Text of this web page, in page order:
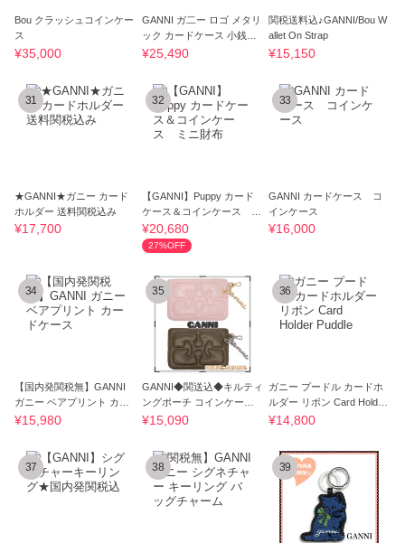
Bou クラッシュコインケー
ス
¥35,000
GANNI ガ二ー ロゴ メタリ
ック カードケース 小銭入
れ 関送込
¥25,490
関税送料込♪GANNI/Bou W
allet On Strap
¥15,150
31
★GANNI★ガニー カード
ホルダー 送料関税込み
¥17,700
32
【GANNI】Puppy カード
ケース＆コインケース ミ
ニ財布
¥20,680
27%OFF
33
GANNI カードケース コ
インケース
¥16,000
34
【国内発関税無】GANNI
ガニー ベアプリント カー
ドケース
¥15,980
35
GANNI◆関送込◆キルティ
ングポーチ コインケース
小物入れ 財布
¥15,090
36
ガニー プードル カードホ
ルダー リボン Card Holder
Puddle
¥14,800
37 38 39